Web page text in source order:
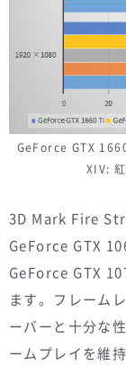
GeForce GTX
XIV:
3D Mark Fire
GeForce GTX
GeForce GTX
ます。フレーム
ーバーと十分な
ームプレイを維